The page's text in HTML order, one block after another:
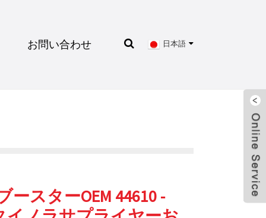
お問い合わせ 日本語
ースターOEM 44610 -